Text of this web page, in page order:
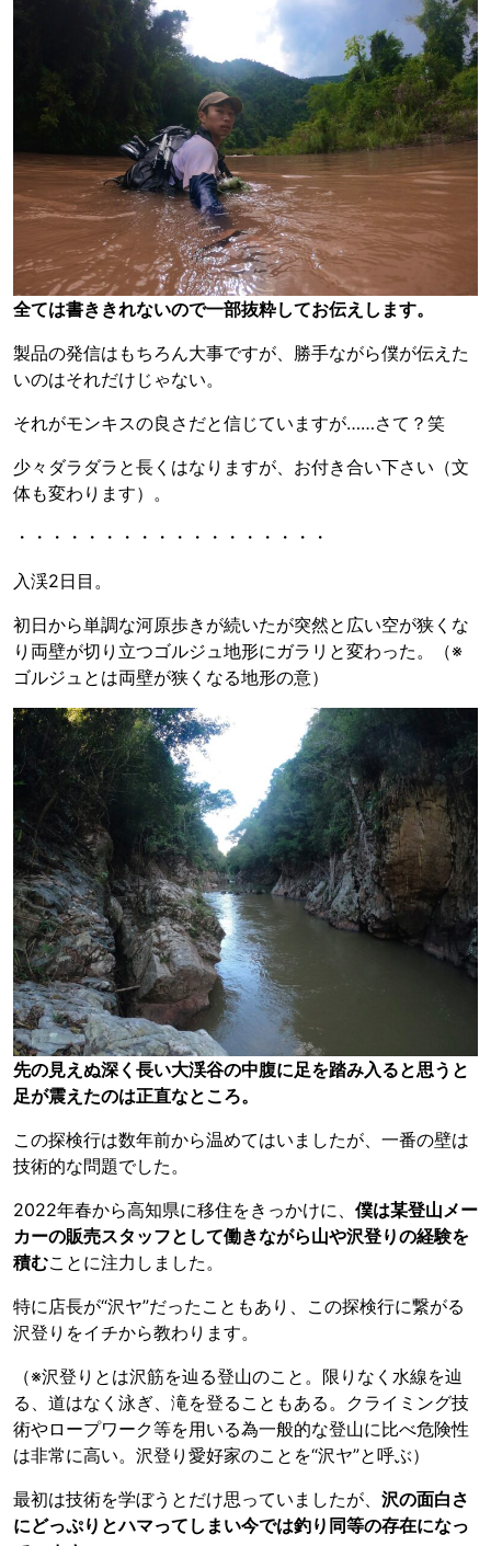
全ては書ききれないので一部抜粋してお伝えします。
製品の発信はもちろん大事ですが、勝手ながら僕が伝えた
いのはそれだけじゃない。
それがモンキスの良さだと信じていますが……さて？笑
少々ダラダラと長くはなりますが、お付き合い下さい（文
体も変わります）。
・・・・・・・・・・・・・・・・・・
入渓2日目。
初日から単調な河原歩きが続いたが突然と広い空が狭くな
り両壁が切り立つゴルジュ地形にガラリと変わった。（※
ゴルジュとは両壁が狭くなる地形の意）
先の見えぬ深く長い大渓谷の中腹に足を踏み入ると思うと
足が震えたのは正直なところ。
この探検行は数年前から温めてはいましたが、一番の壁は
技術的な問題でした。
2022年春から高知県に移住をきっかけに、 僕は某登山メー
カーの販売スタッフとして働きながら山や沢登りの経験を
積むことに注力しました。
特に店長が“沢ヤ”だったこともあり、この探検行に繋がる
沢登りをイチから教わります。
（※沢登りとは沢筋を辿る登山のこと。限りなく水線を辿
る、道はなく泳ぎ、滝を登ることもある。クライミング技
術やロープワーク等を用いる為一般的な登山に比べ危険性
は非常に高い。沢登り愛好家のことを“沢ヤ”と呼ぶ）
最初は技術を学ぼうとだけ思っていましたが、 沢の面白さ
にどっぷりとハマってしまい今では釣り同等の存在になっ